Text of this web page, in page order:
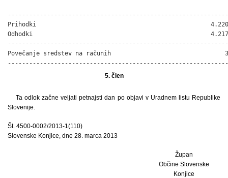
--------------------------------------------------------------
Prihodki                                                 4.220
Odhodki                                                  4.217
--------------------------------------------------------------
Povečanje sredstev na računih                                3
--------------------------------------------------------------
5. člen
Ta odlok začne veljati petnajsti dan po objavi v Uradnem listu Republike
Slovenije.
Št. 4500-0002/2013-1(110)
Slovenske Konjice, dne 28. marca 2013
Župan
Občine Slovenske
Konjice